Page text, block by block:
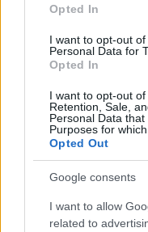
Opted In
I want to opt-out
Personal Data for
Opted In
I want to opt-out of
Retention, Sale,
Personal Data
Purposes for
Opted Out
Google consents
I want to allow
related to
hanem
le, mert az
intifáda idején
csoporthoz
„Nincs
tehetnének
egy hiba a